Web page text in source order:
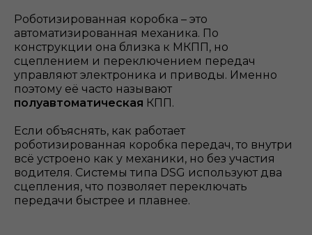
Роботизированная коробка – это
автоматизированная механика. По
конструкции она близка к МКПП, но
сцеплением и переключением передач
управляют электроника и приводы. Именно
поэтому её часто называют
полуавтоматическая КПП.
Если объяснять, как работает
роботизированная коробка передач, то внутри
всё устроено как у механики, но без участия
водителя. Системы типа DSG используют два
сцепления, что позволяет переключать
передачи быстрее и плавнее.